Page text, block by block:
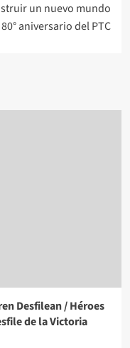
un nuevo mundo
aniversario del PTC
Desfilean / Héroes
de la Victoria